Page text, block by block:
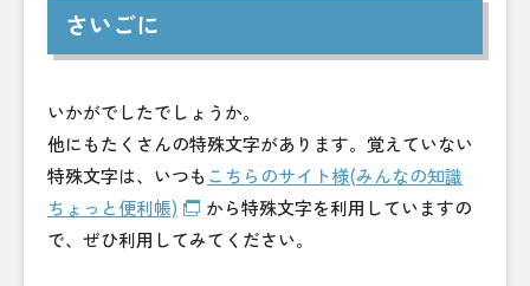
さいごに
いかがでしたでしょうか。
他にもたくさんの特殊文字があります。覚えていない
特殊文字は、いつもこちらのサイト様(みんなの知識
ちょっと便利帳)
から特殊文字を利用していますの
で、ぜひ利用してみてください。